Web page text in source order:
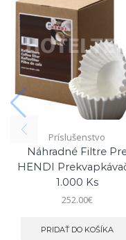
Príslušenstvo
Náhradné Filtre
HENDI
1.000 Ks
252.00€
PRIDAŤ DO KOŠÍKA